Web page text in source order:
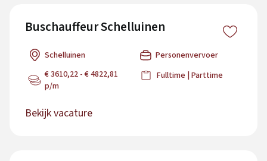
Buschauffeur Schelluinen
Schelluinen
Personenvervoer
€ 3610,22 - € 4822,81
p/m
Fulltime | Parttime
Bekijk vacature